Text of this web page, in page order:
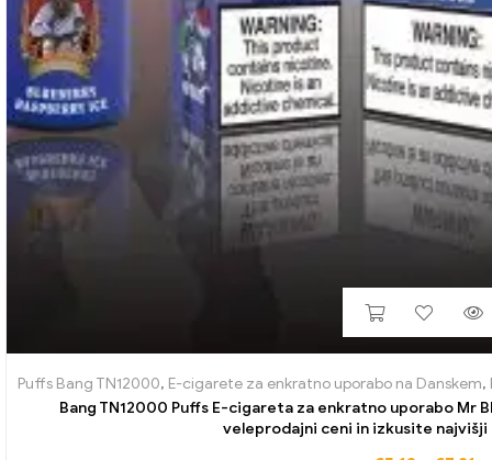
Puffs Bang TN12000, E-cigarete za enkratno uporabo na Danskem,
Bang TN12000 Puffs E-cigareta za enkratno uporabo Mr
veleprodajni ceni in izkusite